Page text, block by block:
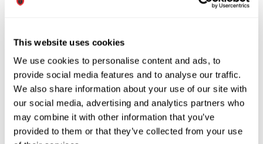
This website uses cookies
We use cookies to personalise content and ads, to
provide social media features and to analyse our traffic.
We also share information about your use of our site with
our social media, advertising and analytics partners who
may combine it with other information that you’ve
provided to them or that they’ve collected from your use
Tilmeld dig vores
nyhedsbrev
Skriv dig op til vores nyhedsbrev og vær blandt
de første, der får besked om nye produkter,
særlige kampagner og spændende nyheder.